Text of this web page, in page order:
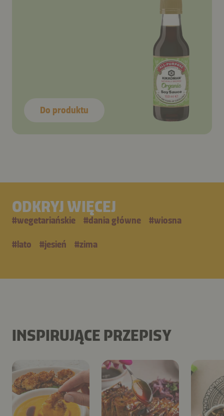
Do produktu
ODKRYJ WIĘCEJ
#wegetariańskie #dania główne #wiosna
#lato #jesień #zima
INSPIRUJĄCE PRZEPISY